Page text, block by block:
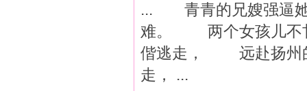
... 青青的兄嫂强逼
难。 两个女孩儿不
偕逃走， 远赴扬州
走， ...